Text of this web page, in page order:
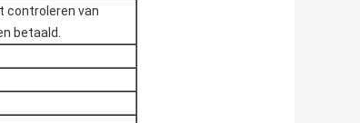
controleren van
betaald.